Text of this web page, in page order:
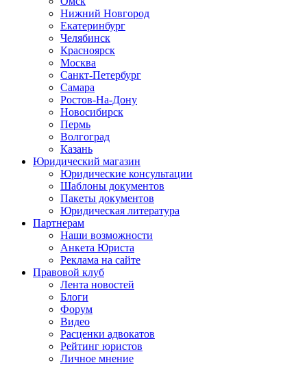
Нижний Новгород
Екатеринбург
Челябинск
Красноярск
Москва
Санкт-Петербург
Самара
Ростов-На-Дону
Новосибирск
Пермь
Волгоград
Казань
Юридический магазин
Юридические консультации
Шаблоны документов
Пакеты документов
Юридическая литература
Партнерам
Наши возможности
Анкета Юриста
Реклама на сайте
Правовой клуб
Лента новостей
Блоги
Форум
Видео
Расценки адвокатов
Рейтинг юристов
Личное мнение